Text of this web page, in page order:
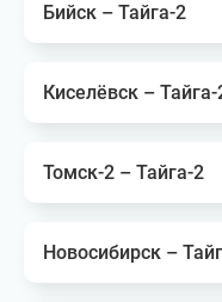
Бийск – Тайга-2
Киселёвск – Тайга-
Томск-2 – Тайга-2
Новосибирск –